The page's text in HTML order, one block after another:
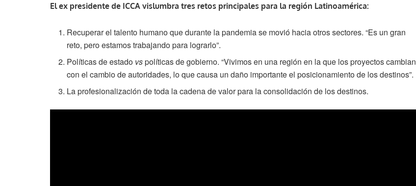
El ex presidente de ICCA vislumbra tres retos principales para la región Latinoamérica:
Recuperar el talento humano que durante la pandemia se movió hacia otros sectores. “Es un gran
reto, pero estamos trabajando para lograrlo”.
Políticas de estado vspolíticas de gobierno. “Vivimos en una región en la que los proyectos cambian
con el cambio de autoridades, lo que causa un daño importante el posicionamiento de los destinos”.
La profesionalización de toda la cadena de valor para la consolidación de los destinos.